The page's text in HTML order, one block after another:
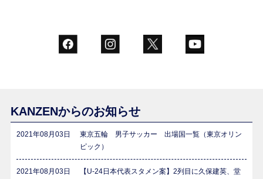
KANZENからのお知らせ
2021年08月03日
東京五輪 男子サッカー 出場国一覧（東京オリン
ピック）
2021年08月03日
【U-24日本代表スタメン案】2列目に久保建英、堂